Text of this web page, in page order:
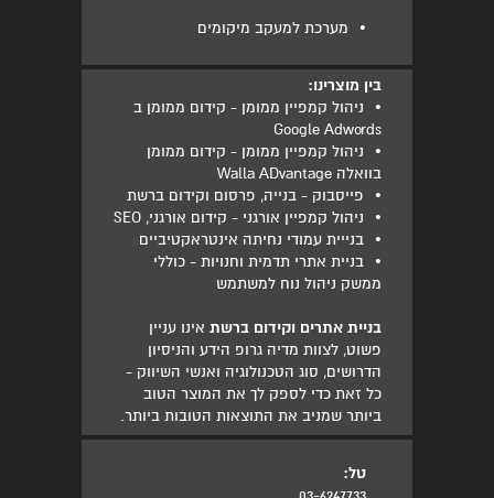
בין מוצרינו:
•
ניהול קמפיין ממומן - קידום ממומן ב
Google Adwords
•
ניהול קמפיין ממומן - קידום ממומן
בוואלה Walla ADvantage
• פייסבוק - בנייה, פרסום וקידום ברשת
• ניהול קמפיין אורגני - קידום אורגני, SEO
• בנייית עמודי נחיתה אינטראקטיביים
•
בניית אתרי תדמית וחנויות - כוללי
ממשק ניהול נוח למשתמש
בניית אתרים וקידום ברשתאינו עניין
פשוט, לצוות מדיה גרופ הידע והניסיון
הדרושים, סוג הטכנולוגיה ואנשי השיווק -
כל זאת כדי לספק לך את המוצר הטוב
ביותר שמניב את התוצאות הטובות ביותר.
• מערכת למעקב מיקומים
טל: